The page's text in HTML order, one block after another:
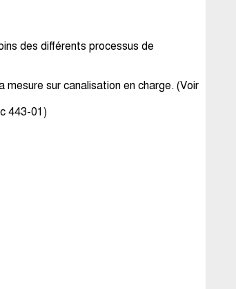
des différents processus de
sur canalisation en charge. (Voir
443-01)